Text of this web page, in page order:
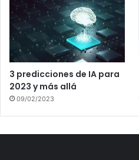
3 predicciones de IA para
2023 y más allá
09/02/2023